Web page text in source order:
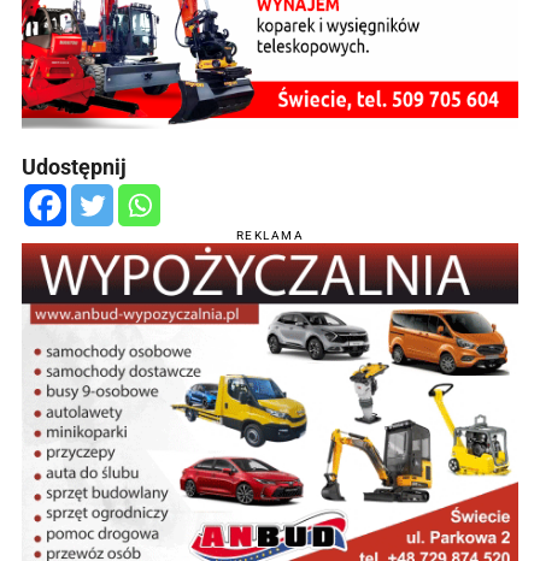
Udostępnij
REKLAMA